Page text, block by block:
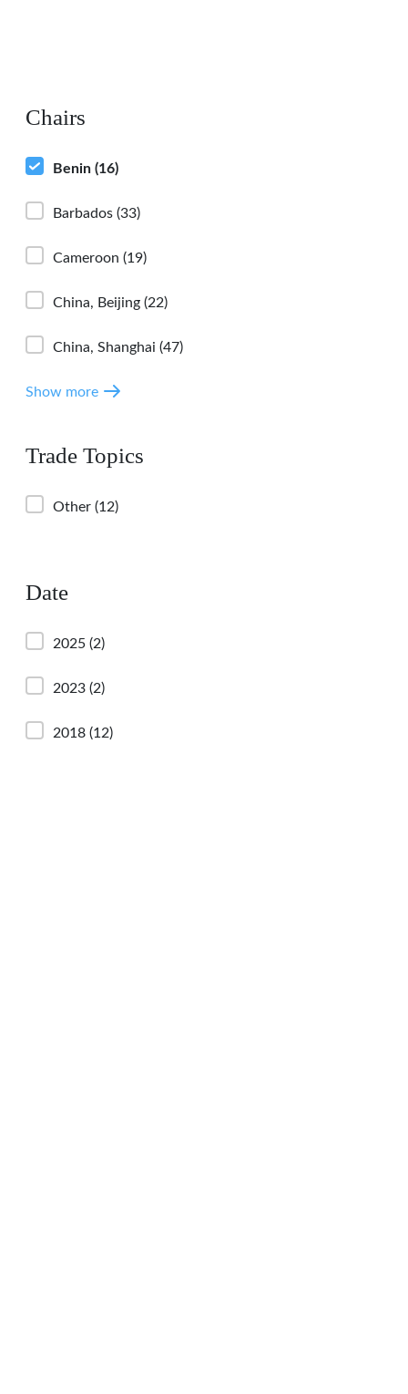
Chairs
Benin (16)
Barbados (33)
Cameroon (19)
China, Beijing (22)
China, Shanghai (47)
Show more
Trade Topics
Other (12)
Date
2025 (2)
2023 (2)
2018 (12)